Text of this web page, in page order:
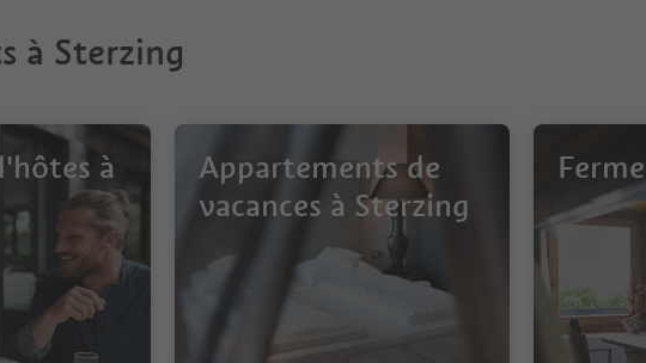
à Sterzing
à
Appartements de
vacances à Sterzing